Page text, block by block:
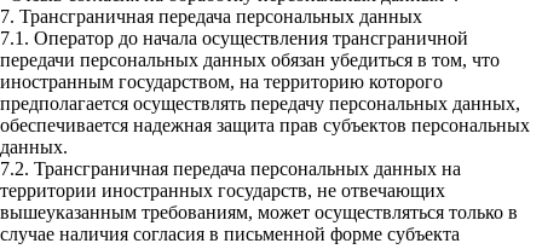
7. Трансграничная передача персональных данных
7.1. Оператор до начала осуществления трансграничной
передачи персональных данных обязан убедиться в том, что
иностранным государством, на территорию которого
предполагается осуществлять передачу персональных данных,
обеспечивается надежная защита прав субъектов персональных
данных.
7.2. Трансграничная передача персональных данных на
территории иностранных государств, не отвечающих
вышеуказанным требованиям, может осуществляться только в
случае наличия согласия в письменной форме субъекта